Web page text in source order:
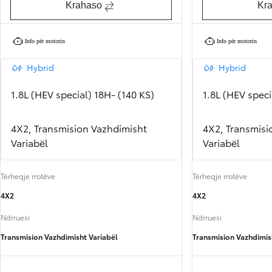
Krahaso
Info për motorin
Hybrid
1.8L (HEV special) 18H- (140 KS)
4X2, Transmision Vazhdimisht
Variabël
Tërheqje rrotëve
4X2
Ndrruesi
Transmision Vazhdimisht Variabël
Info për motorin
Hybrid
1.8L (HEV
4X2,
Variabël
Tërheqje rrotëve
4X2
Ndrruesi
Transmision